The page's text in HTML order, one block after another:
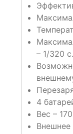
– 1/320 с.
4
Вес –
Внешнее